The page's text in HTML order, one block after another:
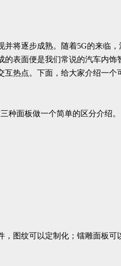
将逐步成熟。随着5G的来临
表面便是我们常说的汽车内
热点。下面，给大家介绍一
种面板做一个简单的区分介绍。
图纹可以定制化；镭雕面板